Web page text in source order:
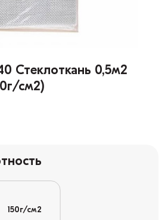
Стеклоткань 0,5м2
см2)
150г/см2